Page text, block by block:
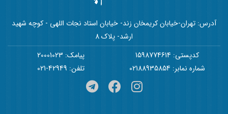
آدرس: تهران-خیابان کریمخان زند- خیابان استاد نجات اللهی - کوچه شهید
ارشد- پلاک 8
کدپستی: 1598774614
پیامک: 20001023
شماره نمابر: 02188935854
تلفن: 42949-021